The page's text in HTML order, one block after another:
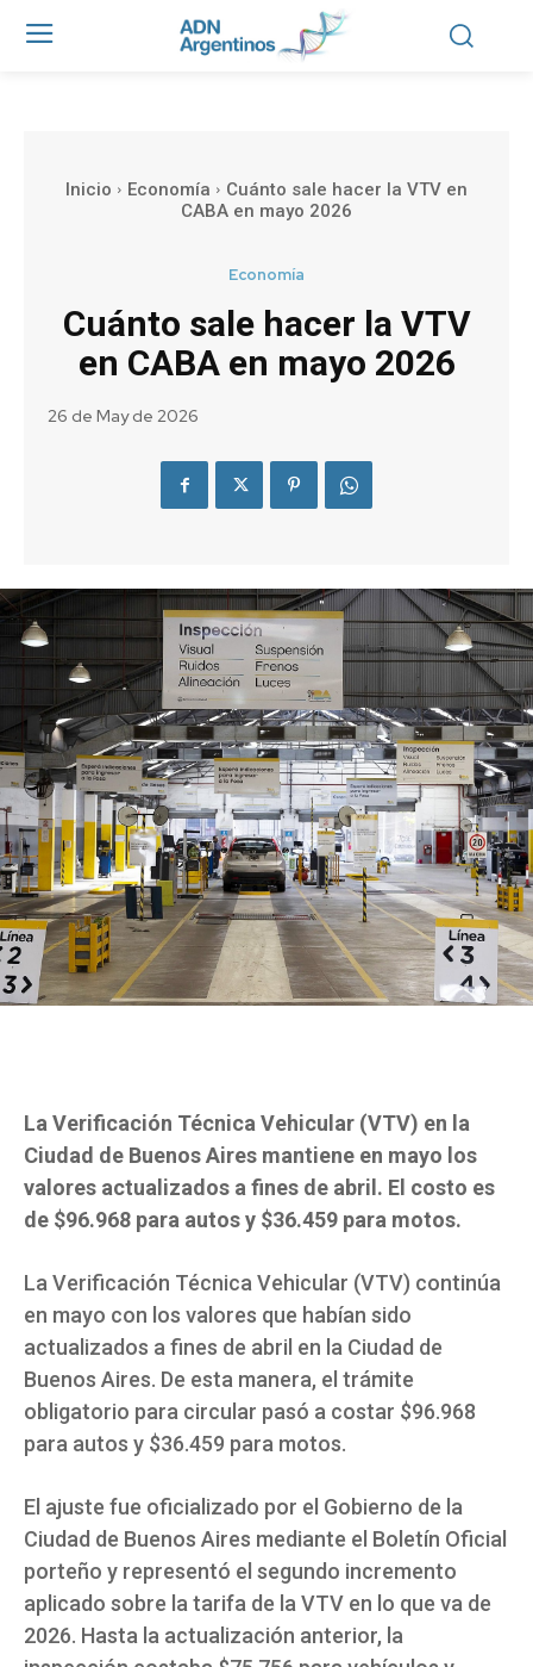
Inicio Economía
Cuánto sale hacer la VTV en
CABA en mayo 2026
Economía
Cuánto sale hacer la VTV
en CABA en mayo 2026
26 de May de 2026
La Verificación Técnica Vehicular (VTV) en la
Ciudad de Buenos Aires mantiene en mayo los
valores actualizados a fines de abril. El costo es
de $96.968 para autos y $36.459 para motos.
La Verificación Técnica Vehicular (VTV) continúa
en mayo con los valores que habían sido
actualizados a fines de abril en la Ciudad de
Buenos Aires. De esta manera, el trámite
obligatorio para circular pasó a costar $96.968
para autos y $36.459 para motos.
El ajuste fue oficializado por el Gobierno de la
Ciudad de Buenos Aires mediante el Boletín Oficial
porteño y representó el segundo incremento
aplicado sobre la tarifa de la VTV en lo que va de
2026. Hasta la actualización anterior, la